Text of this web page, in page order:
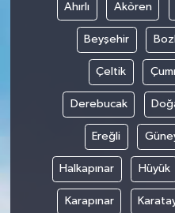
Ahırlı Akören
Beyşehir
Çeltik
Derebucak
Ereğli
Halkapınar Hüyük
Karapınar